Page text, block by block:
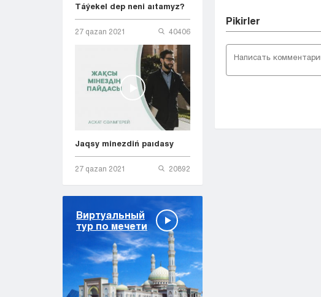
Táýekel dep neni aıtamyz?
27 qazan 2021 40406
Jaqsy minezdiń paıdasy
27 qazan 2021 20892
Виртуальный
тур по мечети
Pіkіrler